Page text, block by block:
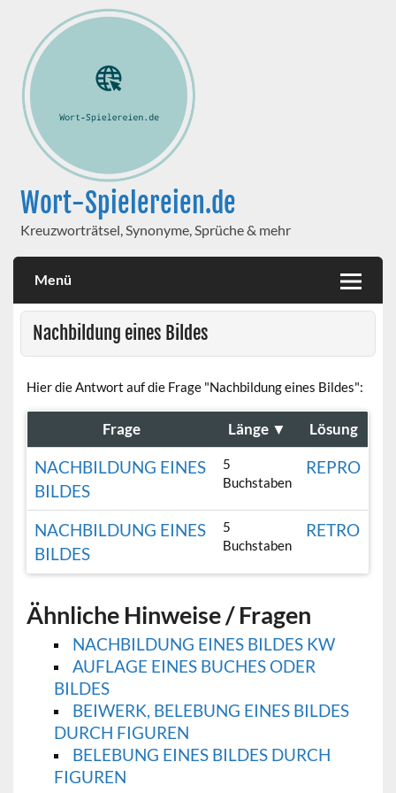
Wort-Spielereien.de
Kreuzworträtsel, Synonyme, Sprüche & mehr
Menü
Nachbildung eines Bildes
Hier die Antwort auf die Frage "Nachbildung eines Bildes":
Frage Länge ▼ Lösung
NACHBILDUNG EINES
BILDES
5
Buchstaben
REPRO
NACHBILDUNG EINES
BILDES
5
Buchstaben
RETRO
Ähnliche Hinweise / Fragen
NACHBILDUNG EINES BILDES KW
AUFLAGE EINES BUCHES ODER
BILDES
BEIWERK, BELEBUNG EINES BILDES
DURCH FIGUREN
BELEBUNG EINES BILDES DURCH
FIGUREN